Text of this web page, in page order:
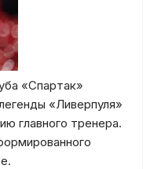
«Спартак»
«Ливерпуля»
главного тренера.